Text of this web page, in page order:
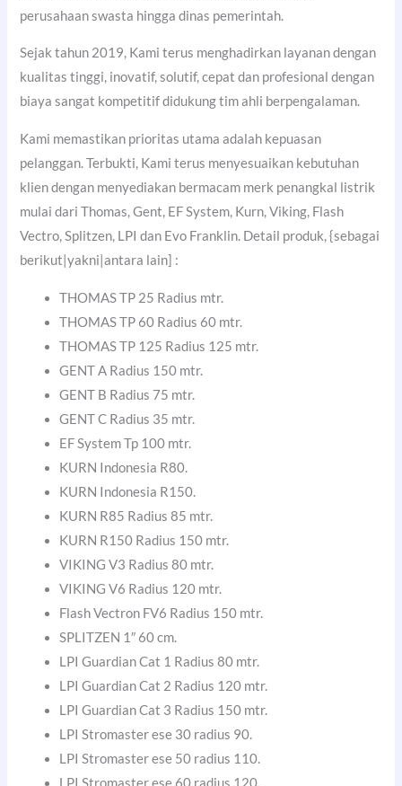
perusahaan swasta hingga dinas pemerintah.
Sejak tahun 2019, Kami terus menghadirkan layanan dengan
kualitas tinggi, inovatif, solutif, cepat dan profesional dengan
biaya sangat kompetitif didukung tim ahli berpengalaman.
Kami memastikan prioritas utama adalah kepuasan
pelanggan. Terbukti, Kami terus menyesuaikan kebutuhan
klien dengan menyediakan bermacam merk penangkal listrik
mulai dari Thomas, Gent, EF System, Kurn, Viking, Flash
Vectro, Splitzen, LPI dan Evo Franklin. Detail produk, {sebagai
berikut|yakni|antara lain] :
THOMAS TP 25 Radius mtr.
THOMAS TP 60 Radius 60 mtr.
THOMAS TP 125 Radius 125 mtr.
GENT A Radius 150 mtr.
GENT B Radius 75 mtr.
GENT C Radius 35 mtr.
EF System Tp 100 mtr.
KURN Indonesia R80.
KURN Indonesia R150.
KURN R85 Radius 85 mtr.
KURN R150 Radius 150 mtr.
VIKING V3 Radius 80 mtr.
VIKING V6 Radius 120 mtr.
Flash Vectron FV6 Radius 150 mtr.
SPLITZEN 1″ 60 cm.
LPI Guardian Cat 1 Radius 80 mtr.
LPI Guardian Cat 2 Radius 120 mtr.
LPI Guardian Cat 3 Radius 150 mtr.
LPI Stromaster ese 30 radius 90.
LPI Stromaster ese 50 radius 110.
LPI Stromaster ese 60 radius 120.